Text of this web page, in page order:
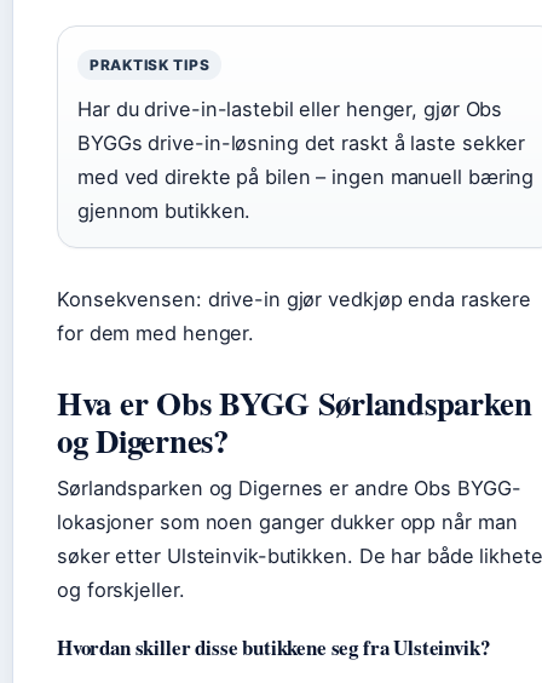
PRAKTISK TIPS
Har du drive-in-lastebil eller henger, gjør Obs
BYGGs drive-in-løsning det raskt å laste sekker
med ved direkte på bilen – ingen manuell bæring
gjennom butikken.
Konsekvensen: drive-in gjør vedkjøp enda raskere
for dem med henger.
Hva er Obs BYGG Sørlandsparken
og Digernes?
Sørlandsparken og Digernes er andre Obs BYGG-
lokasjoner som noen ganger dukker opp når man
søker etter Ulsteinvik-butikken. De har både
og forskjeller.
Hvordan skiller disse butikkene seg fra Ulsteinvik?